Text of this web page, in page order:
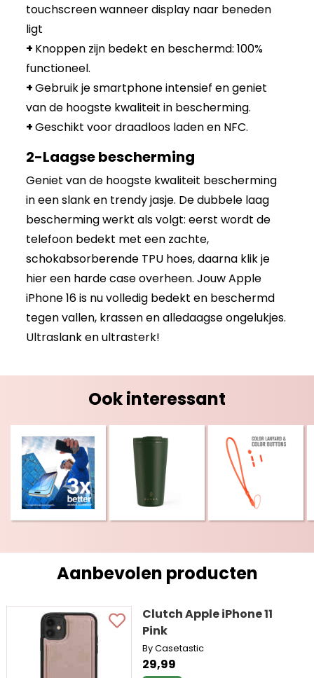
touchscreen wanneer display naar beneden
ligt
+ Knoppen zijn bedekt en beschermd: 100%
functioneel.
+Gebruik je smartphone intensief en geniet
van de hoogste kwaliteit in bescherming.
+Geschikt voor draadloos laden en NFC.
2-Laagse bescherming
Geniet van de hoogste kwaliteit bescherming
in een slank en trendy jasje. De dubbele laag
bescherming werkt als volgt: eerst wordt de
telefoon bedekt met een zachte,
schokabsorberende TPU hoes, daarna klik je
hier een harde case overheen. Jouw Apple
iPhone 16 is nu volledig bedekt en beschermd
tegen vallen, krassen en alledaagse ongelukjes.
Ultraslank en ultrasterk!
Ook interessant
Aanbevolen producten
Clutch Apple iPhone 11
Pink
By Casetastic
29,99